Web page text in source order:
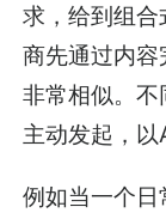
求，给到组
商先通过内
非常相似。不
主动发起，以
例如当一个